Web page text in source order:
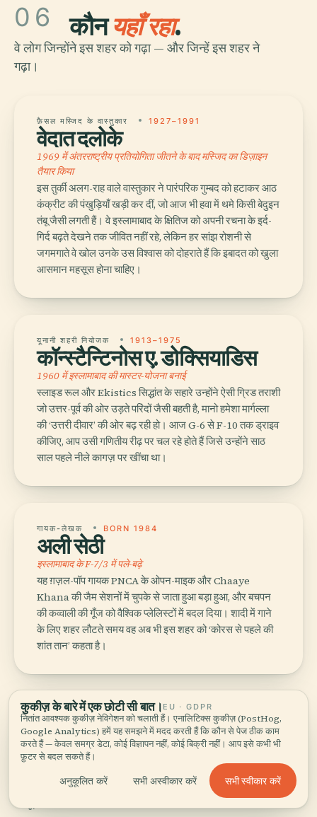
06 कौनयहाँ रहा.
वे लोग जिन्होंने इस शहर को गढ़ा — और जिन्हें इस शहर ने
गढ़ा।
फ़ैसल मस्जिद के वास्तुकार 1927–1991
वेदात दलोके
1969 में अंतरराष्ट्रीय प्रतियोगिता जीतने के बाद मस्जिद का डिज़ाइन
तैयार किया
इस तुर्की अलग-राह वाले वास्तुकार ने पारंपरिक गुम्बद को हटाकर आठ
कंक्रीट की पंखुड़ियाँ खड़ी कर दीं, जो आज भी हवा में थमे किसी बेदुइन
तंबू जैसी लगती हैं। वे इस्लामाबाद के क्षितिज को अपनी रचना के इर्द-
गिर्द बढ़ते देखने तक जीवित नहीं रहे, लेकिन हर सांझ रोशनी से
जगमगाते वे खोल उनके उस विश्वास को दोहराते हैं कि इबादत को खुला
आसमान महसूस होना चाहिए।
यूनानी शहरी नियोजक 1913–1975
कॉन्स्टैन्टिनोस ए. डोक्सियाडिस
1960 में इस्लामाबाद की मास्टर-योजना बनाई
स्लाइड रूल और Ekistics सिद्धांत के सहारे उन्होंने ऐसी ग्रिड तराशी
जो उत्तर-पूर्व की ओर उड़ते परिंदों जैसी बहती है, मानो हमेशा मार्गल्ला
की ‘उत्तरी दीवार’ की ओर बढ़ रही हो। आज G-6 से F-10 तक ड्राइव
कीजिए, आप उसी गणितीय रीढ़ पर चल रहे होते हैं जिसे उन्होंने साठ
साल पहले नीले कागज़ पर खींचा था।
गायक-लेखक BORN 1984
अली सेठी
इस्लामाबाद के F-7/3 में पले-बढ़े
यह ग़ज़ल-पॉप गायक PNCA के ओपन-माइक और Chaaye
Khana की जैम सेशनों में चुपके से जाता हुआ बड़ा हुआ, और बचपन
की कव्वाली की गूँज को वैश्विक प्लेलिस्टों में बदल दिया। शादी में गाने
के लिए शहर लौटते समय वह अब भी इस शहर को ‘कोरस से पहले की
शांत तान’ कहता है।
08 कहाँ खाएं
जहाँ स्थानीय लोग सचमुच रात का खाना बुक करते हैं — पर्यटक
मेन्यू नहीं।
कुकीज़ के बारे में एक छोटी सी बात। EU · GDPR
नितांत आवश्यक कुकीज़ नेविगेशन को चलाती हैं। एनालिटिक्स कुकीज़ (PostHog,
Google Analytics) हमें यह समझने में मदद करती हैं कि कौन से पेज ठीक काम
करते हैं — केवल समग्र डेटा, कोई विज्ञापन नहीं, कोई बिक्री नहीं। आप इसे कभी भी
फ़ुटर से बदल सकते हैं।
अनुकूलित करें सभी अस्वीकार करें सभी स्वीकार करें